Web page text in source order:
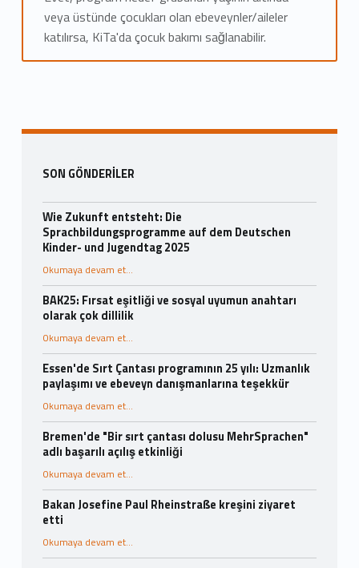
veya üstünde çocukları olan ebeveynler/aileler
katılırsa, KiTa'da çocuk bakımı sağlanabilir.
Kenar Çubuğu
SON GÖNDERILER
Wie Zukunft entsteht: Die
Sprachbildungsprogramme auf dem Deutschen
Kinder- und Jugendtag 2025
Okumaya devam et...
BAK25: Fırsat eşitliği ve sosyal uyumun anahtarı
olarak çok dillilik
Okumaya devam et...
Essen'de Sırt Çantası programının 25 yılı: Uzmanlık
paylaşımı ve ebeveyn danışmanlarına teşekkür
Okumaya devam et...
Bremen'de "Bir sırt çantası dolusu MehrSprachen"
adlı başarılı açılış etkinliği
Okumaya devam et...
Bakan Josefine Paul Rheinstraße kreşini ziyaret
etti
Okumaya devam et...